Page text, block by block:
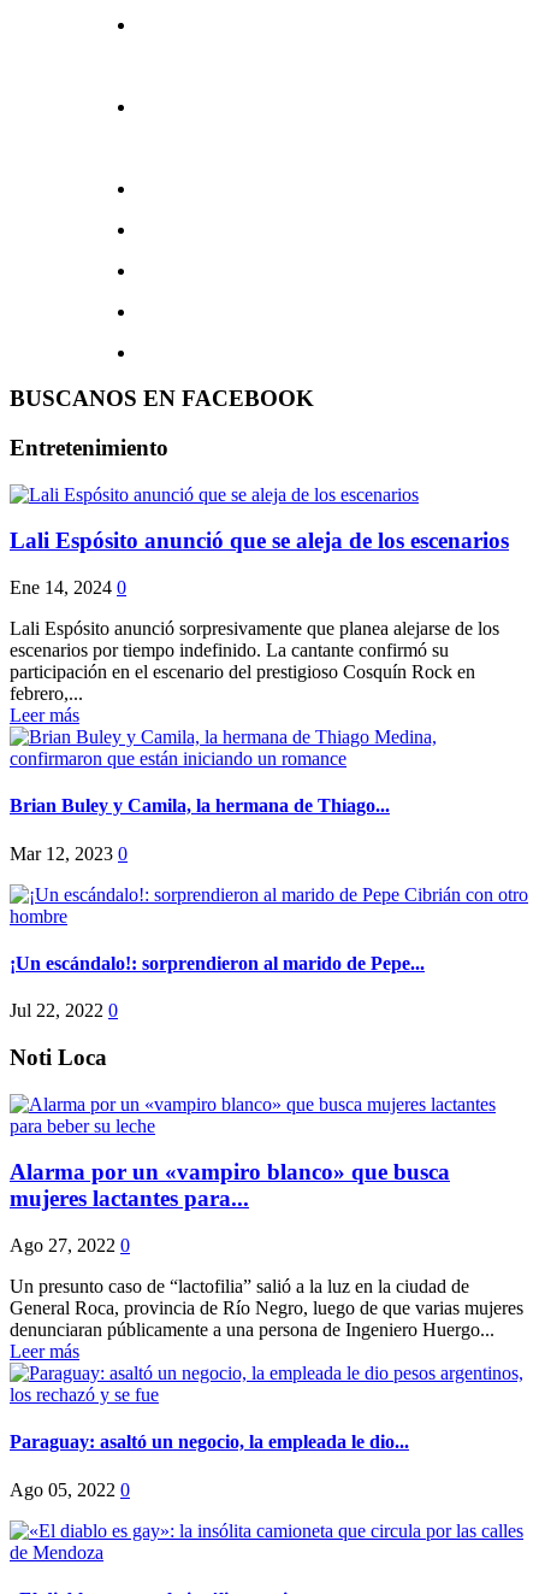
BUSCANOS EN FACEBOOK
Entretenimiento
Lali Espósito anunció que se aleja de los escenarios
Ene 14, 2024 0
Lali Espósito anunció sorpresivamente que planea alejarse de los
escenarios por tiempo indefinido. La cantante confirmó su
participación en el escenario del prestigioso Cosquín Rock en
febrero,...
Leer más
Brian Buley y Camila, la hermana de Thiago...
Mar 12, 2023 0
¡Un escándalo!: sorprendieron al marido de Pepe...
Jul 22, 2022 0
Noti Loca
Alarma por un «vampiro blanco» que busca
mujeres lactantes para...
Ago 27, 2022 0
Un presunto caso de “lactofilia” salió a la luz en la ciudad de
General Roca, provincia de Río Negro, luego de que varias mujeres
denunciaran públicamente a una persona de Ingeniero Huergo...
Leer más
Paraguay: asaltó un negocio, la empleada le dio...
Ago 05, 2022 0